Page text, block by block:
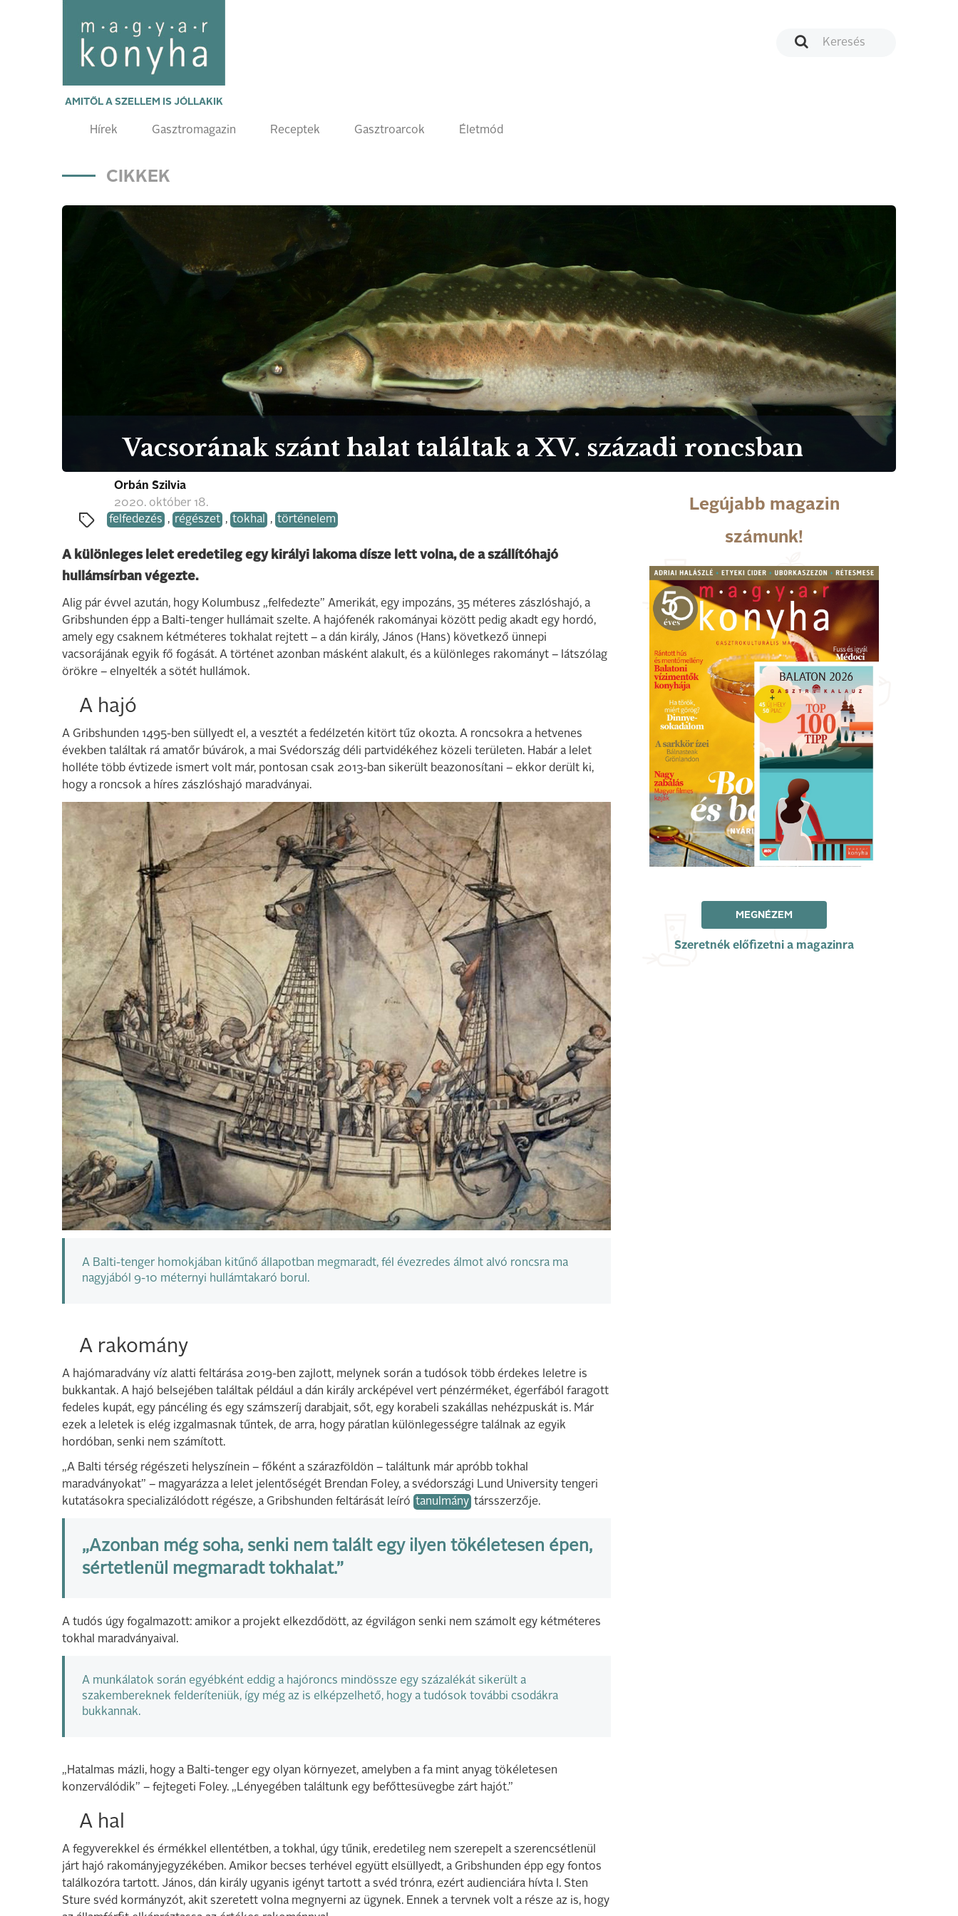
AMITŐL A SZELLEM IS JÓLLAKIK
Hírek Gasztromagazin Receptek Gasztroarcok Életmód
CIKKEK
Vacsorának szánt halat találtak a XV. századi roncsban
Orbán Szilvia
2020. október 18.
felfedezés , régészet , tokhal , történelem
A különleges lelet eredetileg egy királyi lakoma dísze lett volna, de a szállítóhajó
hullámsírban végezte.
Alig pár évvel azután, hogy Kolumbusz „felfedezte” Amerikát, egy impozáns, 35 méteres zászlóshajó, a
Gribshunden épp a Balti-tenger hullámait szelte. A hajófenék rakományai között pedig akadt egy hordó,
amely egy csaknem kétméteres tokhalat rejtett – a dán király, János (Hans) következő ünnepi
vacsorájának egyik fő fogását. A történet azonban másként alakult, és a különleges rakományt – látszólag
örökre – elnyelték a sötét hullámok.
A hajó
A Gribshunden 1495-ben süllyedt el, a vesztét a fedélzetén kitört tűz okozta. A roncsokra a hetvenes
években találtak rá amatőr búvárok, a mai Svédország déli partvidékéhez közeli területen. Habár a lelet
holléte több évtizede ismert volt már, pontosan csak 2013-ban sikerült beazonosítani – ekkor derült ki,
hogy a roncsok a híres zászlóshajó maradványai.
A Balti-tenger homokjában kitűnő állapotban megmaradt, fél évezredes álmot alvó roncsra ma
nagyjából 9-10 méternyi hullámtakaró borul.
A rakomány
A hajómaradvány víz alatti feltárása 2019-ben zajlott, melynek során a tudósok több érdekes leletre is
bukkantak. A hajó belsejében találtak például a dán király arcképével vert pénzérméket, égerfából faragott
fedeles kupát, egy páncéling és egy számszeríj darabjait, sőt, egy korabeli szakállas nehézpuskát is. Már
ezek a leletek is elég izgalmasnak tűntek, de arra, hogy páratlan különlegességre találnak az egyik
hordóban, senki nem számított.
„A Balti térség régészeti helyszínein – főként a szárazföldön – találtunk már apróbb tokhal
maradványokat” – magyarázza a lelet jelentőségét Brendan Foley, a svédországi Lund University tengeri
kutatásokra specializálódott régésze, a Gribshunden feltárását leíró tanulmány társszerzője.
„Azonban még soha, senki nem talált egy ilyen tökéletesen épen,
sértetlenül megmaradt tokhalat.”
A tudós úgy fogalmazott: amikor a projekt elkezdődött, az égvilágon senki nem számolt egy kétméteres
tokhal maradványaival.
A munkálatok során egyébként eddig a hajóroncs mindössze egy százalékát sikerült a
szakembereknek felderíteniük, így még az is elképzelhető, hogy a tudósok további csodákra
bukkannak.
„Hatalmas mázli, hogy a Balti-tenger egy olyan környezet, amelyben a fa mint anyag tökéletesen
konzerválódik” – fejtegeti Foley. „Lényegében találtunk egy befőttesüvegbe zárt hajót.”
A hal
A fegyverekkel és érmékkel ellentétben, a tokhal, úgy tűnik, eredetileg nem szerepelt a szerencsétlenül
járt hajó rakományjegyzékében. Amikor becses terhével együtt elsüllyedt, a Gribshunden épp egy fontos
találkozóra tartott. János, dán király ugyanis igényt tartott a svéd trónra, ezért audienciára hívta I. Sten
Sture svéd kormányzót, akit szeretett volna megnyerni az ügynek. Ennek a tervnek volt a része az is, hogy
Legújabb magazin
számunk!
MEGNÉZEM
Szeretnék előfizetni a magazinra